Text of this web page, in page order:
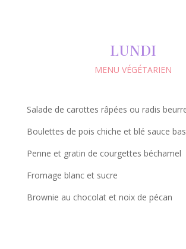
LUNDI
MENU VÉGÉTARIEN
Salade de carottes râpées ou radis
Boulettes de pois chiche et blé sauce
Penne et gratin de courgettes béchamel
Fromage blanc et sucre
Brownie au chocolat et noix de pécan